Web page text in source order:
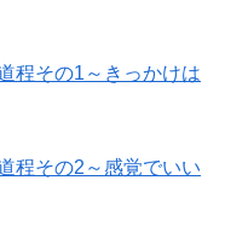
程その1～きっかけは
程その2～感覚でいい